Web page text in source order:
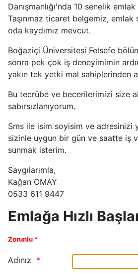
Danışmanlığı'nda 10 senelik
Taşınmaz ticaret belgemiz, emlak
oda kaydımız mevcut.
Boğaziçi Üniversitesi Felsefe
sonra pek çok iş deneyimimin
yakın tek yetki mal sahiplerinden
Bu tecrübe ve becerilerimizi size
sabırsızlanıyorum.
Sms ile isim soyisim ve adresinizi
sizinle uygun bir gün ve saatte iş
sunmak isterim.
Saygılarımla,
Kağan OMAY
0533 611 9447
Emlağa Hızlı
Zorunlu *
Adınız